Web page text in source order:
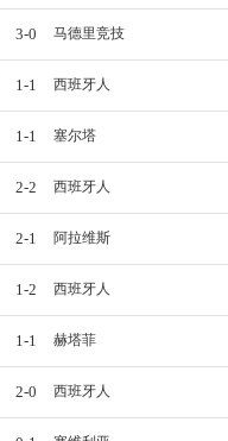
3-0 马德里竞技
1-1 西班牙人
1-1 塞尔塔
2-2 西班牙人
2-1 阿拉维斯
1-2 西班牙人
1-1 赫塔菲
2-0 西班牙人